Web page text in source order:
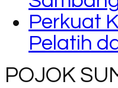
Perkuat
Pelatih
POJOK